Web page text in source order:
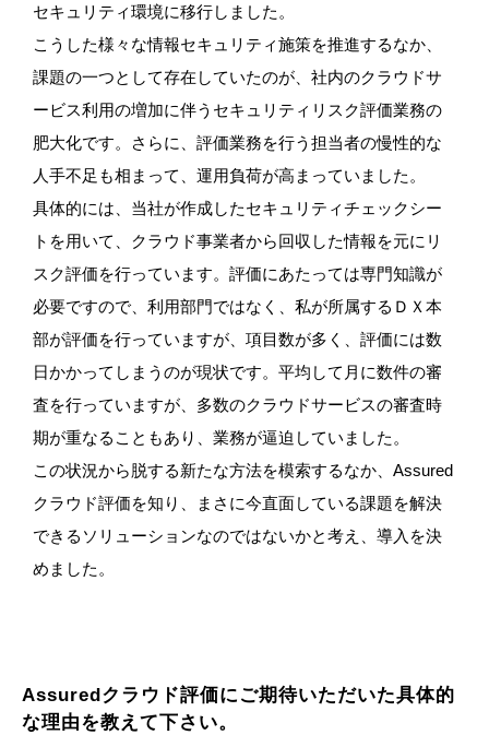
セキュリティ環境に移行しました。
こうした様々な情報セキュリティ施策を推進するなか、
課題の一つとして存在していたのが、社内のクラウドサ
ービス利用の増加に伴うセキュリティリスク評価業務の
肥大化です。さらに、評価業務を行う担当者の慢性的な
人手不足も相まって、運用負荷が高まっていました。
具体的には、当社が作成したセキュリティチェックシー
トを用いて、クラウド事業者から回収した情報を元にリ
スク評価を行っています。評価にあたっては専門知識が
必要ですので、利用部門ではなく、私が所属するＤＸ本
部が評価を行っていますが、項目数が多く、評価には数
日かかってしまうのが現状です。平均して月に数件の審
査を行っていますが、多数のクラウドサービスの審査時
期が重なることもあり、業務が逼迫していました。
この状況から脱する新たな方法を模索するなか、Assured
クラウド評価を知り、まさに今直面している課題を解決
できるソリューションなのではないかと考え、導入を決
めました。
Assuredクラウド評価にご期待いただいた具体的
な理由を教えて下さい。